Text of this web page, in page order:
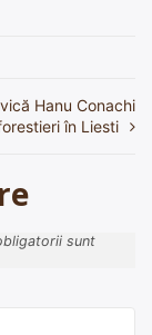
Hanu Conachi
în Liesti
sunt